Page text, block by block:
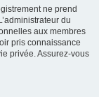
ne prend
du
aux membres
pris connaissance
privée. Assurez-vous